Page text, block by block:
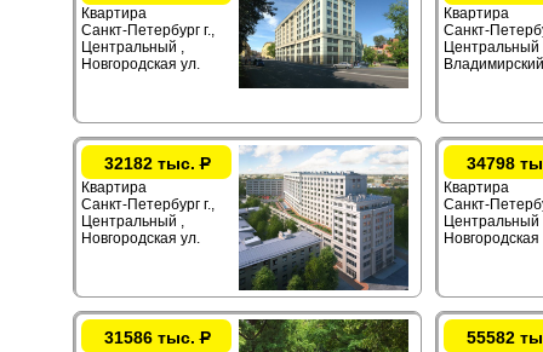
Квартира
Санкт-Петербург г.,
Центральный ,
Новгородская ул.
Квартира
Санкт-
Центральный
32182 тыс.Р
Квартира
Санкт-Петербург г.,
Центральный ,
Новгородская ул.
34798
Квартира
Санкт-
Центральный
Новгородская
31586 тыс.Р 55582